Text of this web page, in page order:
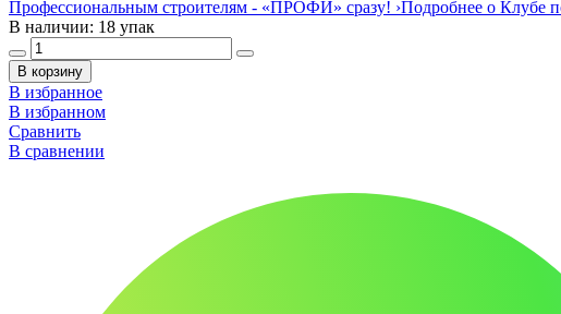
Профессиональным строителям - «ПРОФИ» сразу! ›Подробнее о Клубе
В наличии: 18 упак
В корзину
В избранное
В избранном
Сравнить
В сравнении